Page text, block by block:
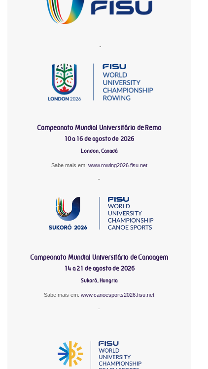
-
Campeonato Mundial Universitário de Remo
10 a 16 de agosto de 2026
London, Canadá
Sabe mais em: www.rowing2026.fisu.net
-
Campeonato Mundial Universitário de Canoagem
14 a 21 de agosto de 2026
Sukoró, Hungria
Sabe mais em:www.canoesports2026.fisu.net
-